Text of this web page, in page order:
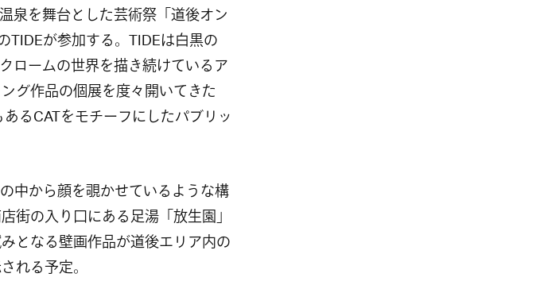
泉を舞台とした芸術祭「道後オン
が参加する。TIDEは白黒の
ロームの世界を描き続けているア
グ作品の個展を度々開いてきた
るCATをモチーフにしたパブリッ
中から顔を覗かせているような構
街の入り口にある足湯「放生園」
となる壁画作品が道後エリア内の
れる予定。